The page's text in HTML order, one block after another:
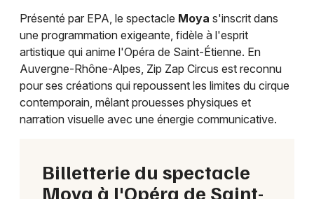
42 - Loire
Présenté par EPA, le spectacle Moya s'inscrit dans
une programmation exigeante, fidèle à l'esprit
artistique qui anime l'Opéra de Saint-Étienne. En
Auvergne-Rhône-Alpes, Zip Zap Circus est reconnu
pour ses créations qui repoussent les limites du cirque
contemporain, mêlant prouesses physiques et
narration visuelle avec une énergie communicative.
Billetterie du spectacle
Moya à l'Opéra de Saint-